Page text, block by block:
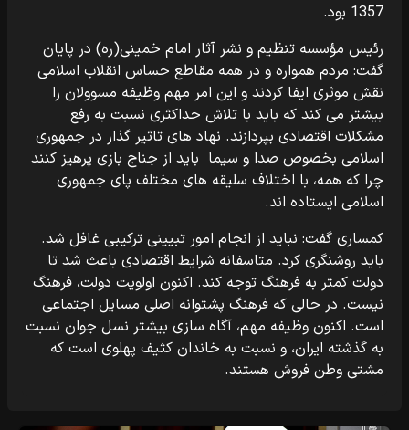
1357 بود.
رئیس مؤسسه تنظیم و نشر آثار امام خمینی(ره) در پایان
گفت: مردم همواره و در همه مقاطع حساس انقلاب اسلامی
نقش موثری ایفا کردند و این امر مهم وظیفه مسوولان را
بیشتر می کند که باید با تلاش حداکثری نسبت به رفع
مشکلات اقتصادی بپردازند. نهاد های تاثیر گذار در جمهوری
اسلامی بخصوص صدا و سیما باید از جناج بازی پرهیز کنند
چرا که همه، با اختلاف سلیقه های مختلف پای جمهوری
اسلامی ایستاده اند.
کمساری گفت: نباید از انجام امور تبیینی ترکیبی غافل شد.
باید روشنگری کرد. متاسفانه شرایط اقتصادی باعث شد تا
دولت کمتر به فرهنگ توجه کند. اکنون اولویت دولت، فرهنگ
نیست. در حالی که فرهنگ پشتوانه اصلی مسایل اجتماعی
است. اکنون وظیفه مهم، آگاه سازی بیشتر نسل جوان نسبت
به گذشته ایران، و نسبت به خاندان کثیف پهلوی است که
مشتی وطن فروش هستند.